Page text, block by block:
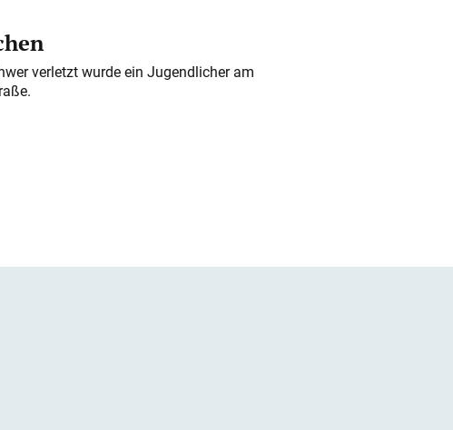
verletzt wurde ein Jugendlicher am